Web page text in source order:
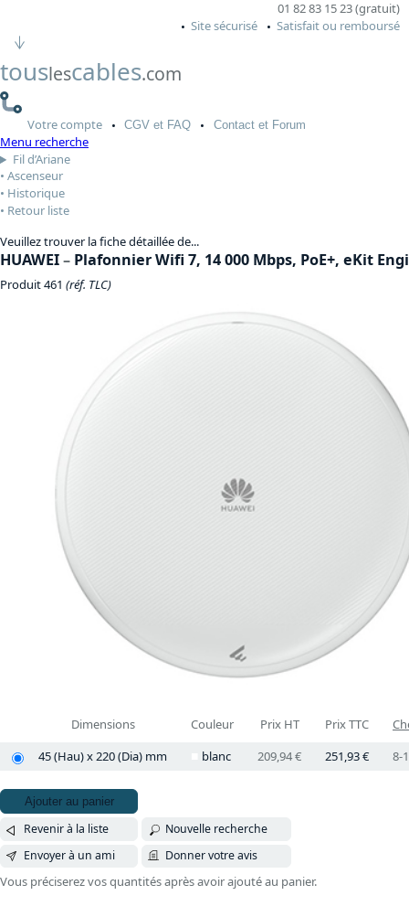
01 82 83 15 23 (gratuit)
Site sécurisé
Satisfait ou remboursé
touslescables.com
Votrecompte CGV et FAQ Contactet Forum
Menu recherche
Fil d’Ariane
Ascenseur
Historique
Retour liste
Veuillez trouver la fiche détaillée de...
HUAWEI– Plafonnier Wifi 7, 14 000 Mbps, PoE+, eKit
Produit 461 (réf. TLC)
Dimensions Couleur Prix HT Prix TTC
45 (Hau) x 220 (Dia) mm
blanc 209,94 € 251,93 € 8-
Ajouter au panier
Revenir à la liste
Nouvelle recherche
Envoyer à un ami
Donner votre avis
Vous préciserez vos quantités après avoir ajouté au panier.